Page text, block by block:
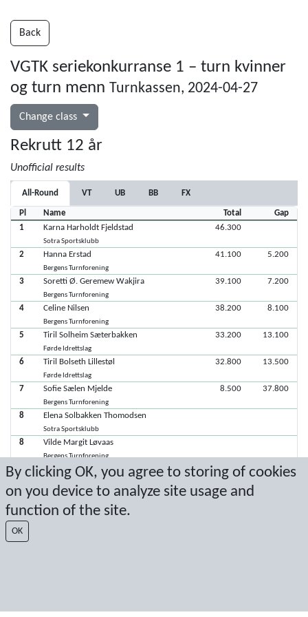
By clicking OK, you agree to storing of cookies
on you device to analyze site usage and
function of the site.
OK
Back
VGTK seriekonkurranse 1 – turn kvinner
og turn menn Turnkassen, 2024-04-27
Change class
Rekrutt 12 år
Unofficial results
All-Round VT UB BB FX
Pl Name Total
Gap
1
Karna Harholdt Fjeldstad
Sotra Sportsklubb
46.300
2 Hanna Erstad
Bergens Turnforening
41.100 5.200
3 Soretti Ø. Geremew Wakjira
Bergens Turnforening
39.100 7.200
4 Celine Nilsen
Bergens Turnforening
38.200 8.100
5 Tiril Solheim Sæterbakken
Førde Idrettslag
33.200 13.100
6 Tiril Bolseth Lillestøl
Førde Idrettslag
32.800 13.500
7 Sofie Sælen Mjelde
Bergens Turnforening
8.500 37.800
8 Elena Solbakken Thomodsen
Sotra Sportsklubb
8 Vilde Margit Løvaas
Bergens Turnforening
Latest score: 4/28/2024 3:44:44 PM
Score by Sport Event Systemswww.sporteventsystems.se